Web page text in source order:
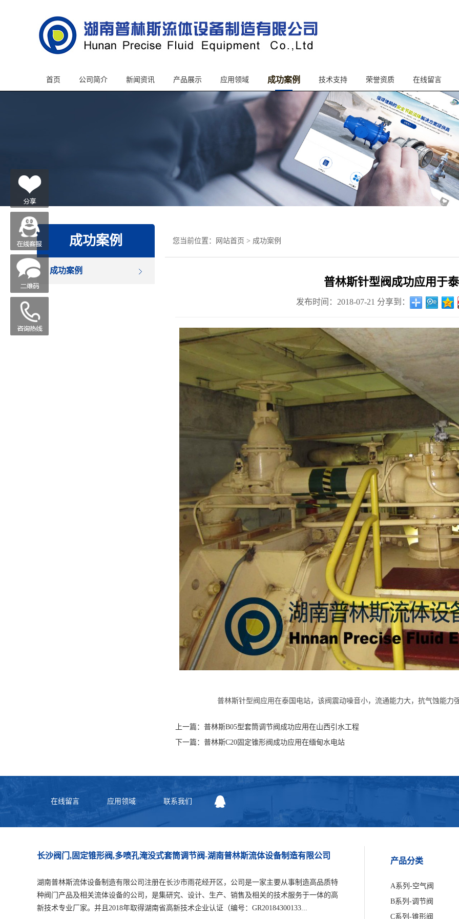
首页 公司简介 新闻资讯 产品展示 应用领域 成功案例 技术支持 荣誉资质 在线留言
成功案例
成功案例
您当前位置： 网站首页 > 成功案例
普林斯针型阀成功应用于
发布时间：2018-07-21 分享到：
普林斯针型阀应用在泰国电站，该阀震动噪音小，流通能力大，抗气蚀能
上一篇： 普林斯B05型套筒调节阀成功应用在山西引水工程
下一篇： 普林斯C20固定锥形阀成功应用在缅甸水电站
在线留言 应用领域 联系我们
长沙阀门,固定锥形阀,多喷孔淹没式套筒调节阀-湖南普林斯流体设备制造有限公司
湖南普林斯流体设备制造有限公司注册在长沙市雨花经开区，公司是一家主要从事制造高品质特
种阀门产品及相关流体设备的公司，是集研究、设计、生产、销售及相关的技术服务于一体的高
新技术专业厂家。并且2018年取得湖南省高新技术企业认证（编号：GR20184300133...
产品分类
A系列-空气阀
B系列-调节阀
C系列-锥形阀